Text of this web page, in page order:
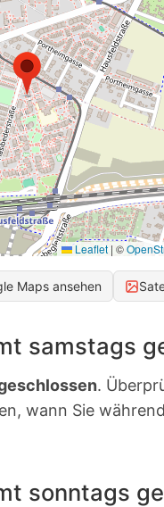
Leaflet | ©
Maps ansehen
samstags
.
wann Sie
sonntags